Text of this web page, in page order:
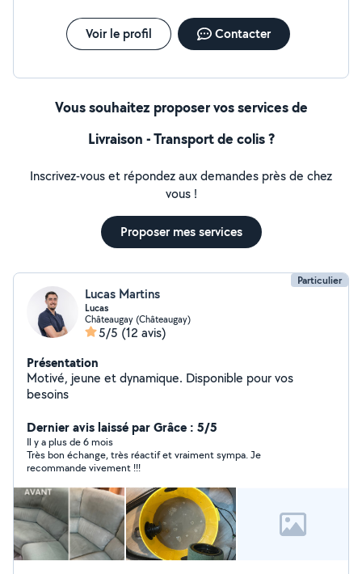
Voir le profil Contacter
Vous souhaitez proposer vos services de
Livraison - Transport de colis ?
Inscrivez-vous et répondez aux demandes près de chez
vous !
Proposer mes services
Particulier
Lucas Martins
Lucas
Châteaugay (Châteaugay)
5/5 (12 avis)
Présentation
Motivé, jeune et dynamique. Disponible pour vos
besoins
Dernier avis laissé par Grâce : 5/5
Il y a plus de 6 mois
Très bon échange, très réactif et vraiment sympa. Je
recommande vivement !!!